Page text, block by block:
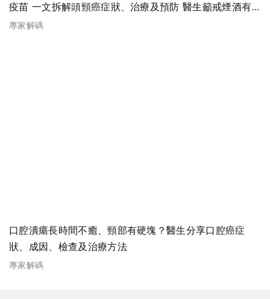
疫苗 一文拆解頭頸癌症狀、治療及預防 醫生籲戒煙酒有
助預防頭頸癌
專家解碼
口腔潰瘍長時間不癒、頸部有硬塊？醫生分享口腔癌症
狀、成因、檢查及治療方法
專家解碼